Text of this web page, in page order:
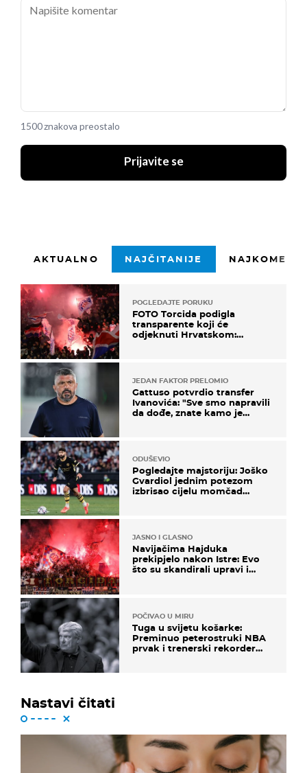
1500 znakova preostalo
Prijavite se
AKTUALNO NAJČITANIJE
POGLEDAJTE PORUKU
FOTO Torcida podigla
transparente koji će
odjeknuti Hrvatskom:
JEDAN FAKTOR PRELOMIO
Gattuso potvrdio transfer
Ivanovića: "Sve smo napravili
da dođe, znate kamo je
ODUŠEVIO
Pogledajte majstoriju: Joško
Gvardiol jednim potezom
izbrisao cijelu momčad
JASNO I GLASNO
Navijačima Hajduka
prekipjelo nakon Istre: Evo
što su skandirali upravi i
POČIVAO U MIRU
Tuga u svijetu košarke:
Preminuo peterostruki NBA
prvak i trenerski rekorder
Nastavi čitati